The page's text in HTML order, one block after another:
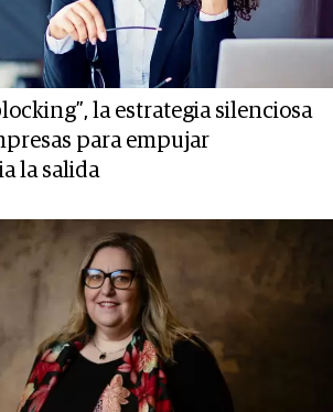
la estrategia silenciosa
para empujar
la salida